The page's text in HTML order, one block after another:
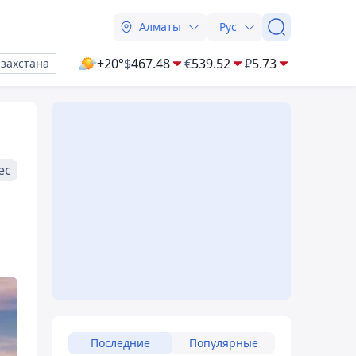
Алматы Рус
+20°$467.48 €539.52 ₽5.73
Последние Популярные